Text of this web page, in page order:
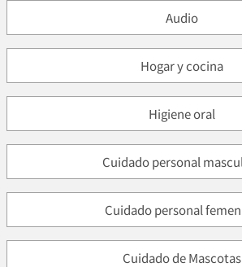
Audio
Hogar y cocina
Higiene oral
Cuidado personal
Cuidado personal
Cuidado de Mascotas